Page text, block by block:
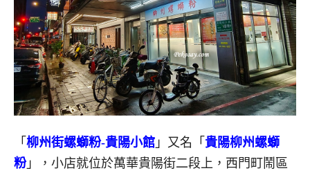
「 柳州街螺螄粉-貴陽小館 」又名「 貴陽柳州螺螄
粉」，小店就位於萬華貴陽街二段上，西門町鬧區